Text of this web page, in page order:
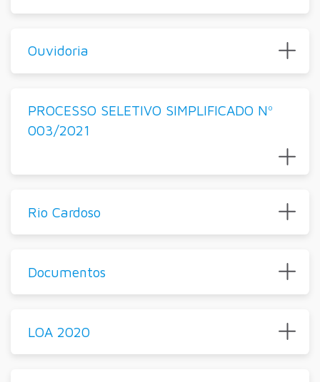
Ouvidoria
PROCESSO SELETIVO SIMPLIFICADO Nº
003/2021
Rio Cardoso
Documentos
LOA 2020